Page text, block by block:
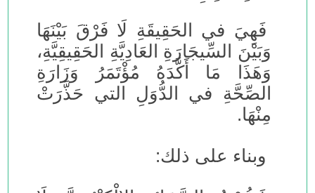
فَهِيَ في الحَقِيقَةِ لَا فَرْقَ بَيْنَهَا
وَبَيْنَ السِّيجَارَةِ العَادِيَّةِ الحَقِيقِيَّةِ،
وَهَذَا مَا أَكَّدَهُ مُؤْتَمَرُ وَزَارَةِ
الصِّحَّةِ في الدُّوَلِ التي حَذَّرَتْ
مِنْهَا.
وبناء على ذلك: